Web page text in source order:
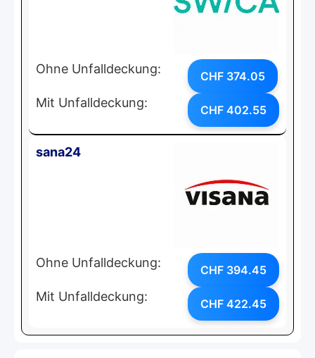
Ohne Unfalldeckung: CHF 374.05
Mit Unfalldeckung: CHF 402.55
sana24
Ohne Unfalldeckung: CHF 394.45
Mit Unfalldeckung: CHF 422.45